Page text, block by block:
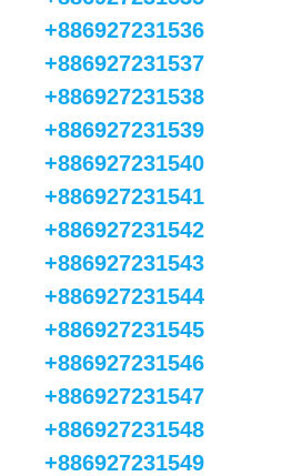
+886927231536
+886927231537
+886927231538
+886927231539
+886927231540
+886927231541
+886927231542
+886927231543
+886927231544
+886927231545
+886927231546
+886927231547
+886927231548
+886927231549